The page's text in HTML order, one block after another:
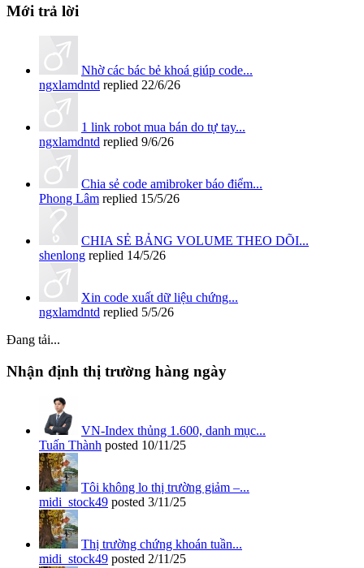
Mới trả lời
Nhờ các bác bẻ khoá giúp code...
ngxlamdntd replied 22/6/26
1 link robot mua bán do tự tay...
ngxlamdntd replied 9/6/26
Chia sẻ code amibroker báo điểm...
Phong Lâm replied 15/5/26
CHIA SẺ BẢNG VOLUME THEO DÕI...
shenlong replied 14/5/26
Xin code xuất dữ liệu chứng...
ngxlamdntd replied 5/5/26
Đang tải...
Nhận định thị trường hàng ngày
VN-Index thủng 1.600, danh mục...
Tuấn Thành posted 10/11/25
Tôi không lo thị trường giảm –...
midi_stock49 posted 3/11/25
Thị trường chứng khoán tuần...
midi_stock49 posted 2/11/25